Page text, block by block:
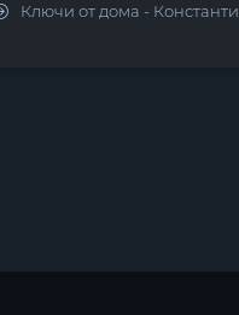
Ключи от дома - Константин Калбазов